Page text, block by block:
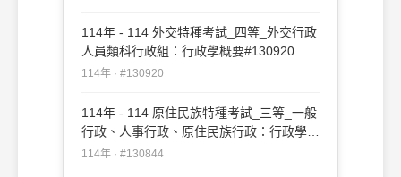
114年 - 114 外交特種考試_四等_外交行政
人員類科行政組：行政學概要#130920
114年 · #130920
114年 - 114 原住民族特種考試_三等_一般
行政、人事行政、原住民族行政：行政學
#130844
114年 · #130844